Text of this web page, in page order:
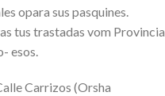
opara sus pasquines.
tus trastadas vom Provincia
esos.
Carrizos (Orsha